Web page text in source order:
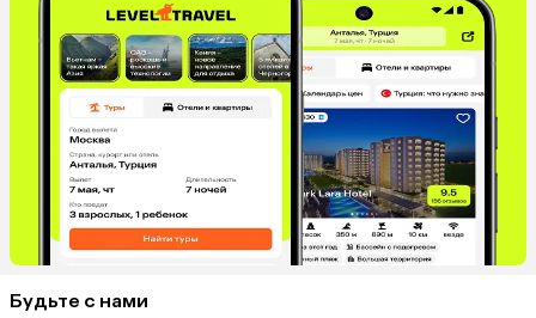
Будьте с нами